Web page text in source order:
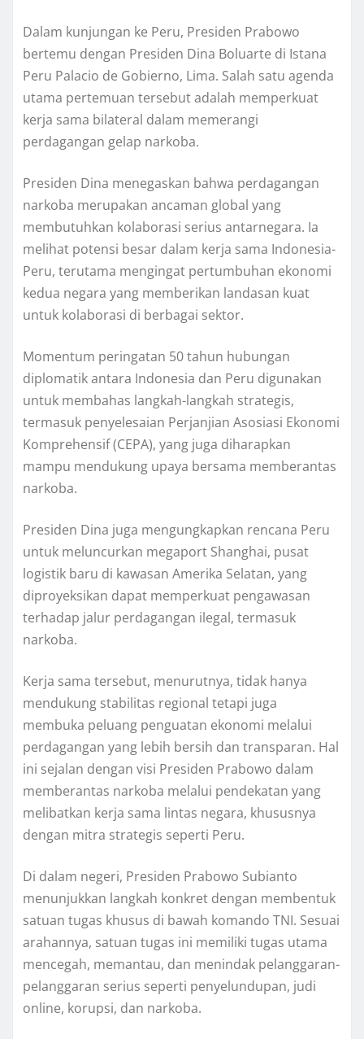
Dalam kunjungan ke Peru, Presiden Prabowo
bertemu dengan Presiden Dina Boluarte di Istana
Peru Palacio de Gobierno, Lima. Salah satu agenda
utama pertemuan tersebut adalah memperkuat
kerja sama bilateral dalam memerangi
perdagangan gelap narkoba.
Presiden Dina menegaskan bahwa perdagangan
narkoba merupakan ancaman global yang
membutuhkan kolaborasi serius antarnegara. Ia
melihat potensi besar dalam kerja sama Indonesia-
Peru, terutama mengingat pertumbuhan ekonomi
kedua negara yang memberikan landasan kuat
untuk kolaborasi di berbagai sektor.
Momentum peringatan 50 tahun hubungan
diplomatik antara Indonesia dan Peru digunakan
untuk membahas langkah-langkah strategis,
termasuk penyelesaian Perjanjian Asosiasi Ekonomi
Komprehensif (CEPA), yang juga diharapkan
mampu mendukung upaya bersama memberantas
narkoba.
Presiden Dina juga mengungkapkan rencana Peru
untuk meluncurkan megaport Shanghai, pusat
logistik baru di kawasan Amerika Selatan, yang
diproyeksikan dapat memperkuat pengawasan
terhadap jalur perdagangan ilegal, termasuk
narkoba.
Kerja sama tersebut, menurutnya, tidak hanya
mendukung stabilitas regional tetapi juga
membuka peluang penguatan ekonomi melalui
perdagangan yang lebih bersih dan transparan. Hal
ini sejalan dengan visi Presiden Prabowo dalam
memberantas narkoba melalui pendekatan yang
melibatkan kerja sama lintas negara, khususnya
dengan mitra strategis seperti Peru.
Di dalam negeri, Presiden Prabowo Subianto
menunjukkan langkah konkret dengan membentuk
satuan tugas khusus di bawah komando TNI. Sesuai
arahannya, satuan tugas ini memiliki tugas utama
mencegah, memantau, dan menindak pelanggaran-
pelanggaran serius seperti penyelundupan, judi
online, korupsi, dan narkoba.